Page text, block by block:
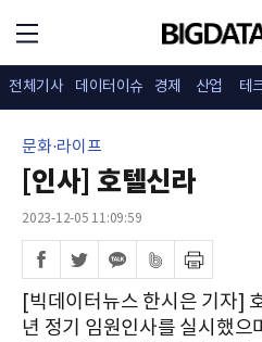
전체기사 데이터이슈 경제 산업 테
문화·라이프
[인사] 호텔신라
2023-12-05 11:09:59
[빅데이터뉴스 한시은 기자]
년 정기 임원인사를 실시했으